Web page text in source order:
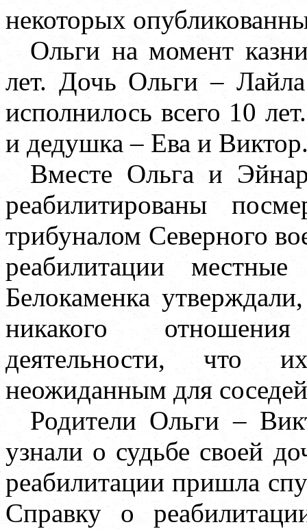
некоторых
Ольги на момент
лет. Дочь Ольги – Лайла
исполнилось всего 10
и дедушка – Ева и
Вместе Ольга и
реабилитированы
трибуналом Северного
реабилитации
Белокаменка
никакого
деятельности, что
неожиданным для
Родители Ольги –
узнали о судьбе своей
реабилитации пришла
Справку о